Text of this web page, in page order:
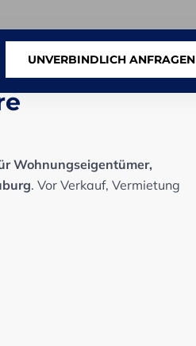
UNVERBINDLICH ANFRAGEN
Wohnungseigentümer,
. Vor Verkauf, Vermietung